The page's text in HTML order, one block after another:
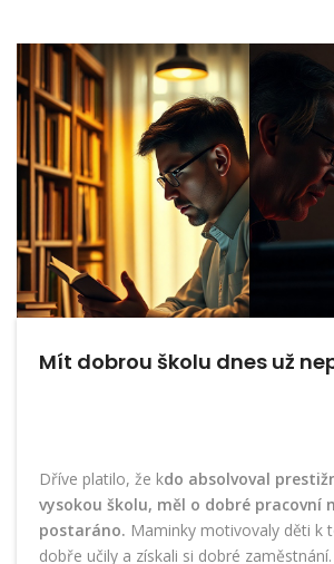
Mít dobrou školu dnes už
Dříve platilo, že kdo absolvoval
vysokou školu, měl o dobré pracovní
postaráno. Maminky motivovaly děti k
dobře učily a získali si dobré zaměstnání.